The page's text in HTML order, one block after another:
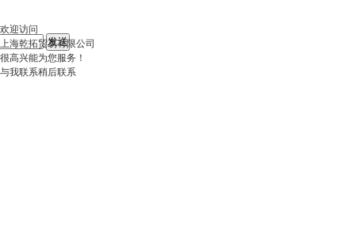
欢迎访问
上海乾拓贸易有限公司
很高兴能为您服务！
与我联系稍后联系